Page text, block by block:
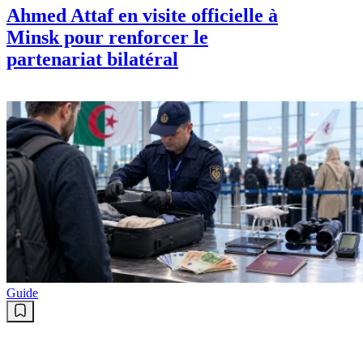
Ahmed Attaf en visite officielle à
Minsk pour renforcer le
partenariat bilatéral
Guide